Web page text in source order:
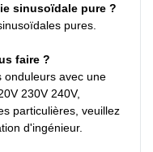
sinusoïdale pure ?
pures.
faire ?
onduleurs avec une
230V 240V,
particulières, veuillez
d'ingénieur.